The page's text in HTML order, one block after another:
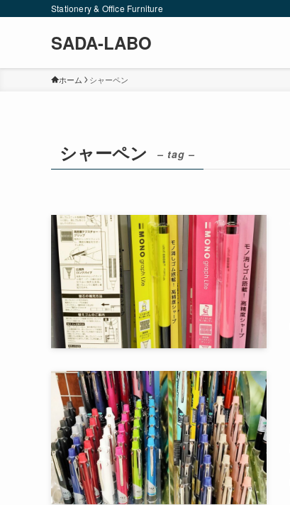
Stationery & Office Furniture
SADA-LABO
ホーム シャーペン
シャーペン – tag –